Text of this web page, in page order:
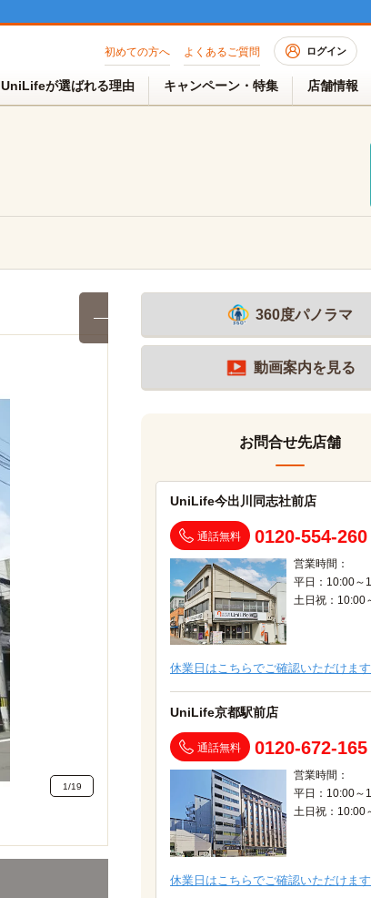
初めての方へ よくあるご質問 ログイン
UniLifeが選ばれる理由 キャンペーン・特集 店舗情報
2026/07/28 AM 10:40現在
1/19
360度パノラマ
動画案内を見る
お問合せ先店舗
UniLife今出川同志社前店
通話無料 0120-554-260
営業時間：
平日：10:00～
土日祝：10:00
休業日はこちらでご確認いただけます
UniLife京都駅前店
通話無料 0120-672-165
営業時間：
平日：10:00～
土日祝：10:00
休業日はこちらでご確認いただけます